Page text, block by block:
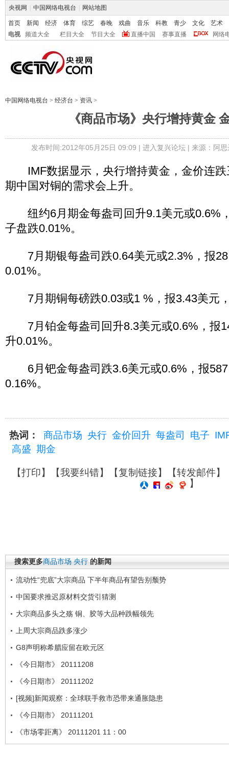
央视网 中国网络电视台 网站地图
首页 新闻 经济 体育 综艺 春晚 戏曲 音乐 科教 青少 文化
艺术
电视
频道大全 栏目大全 节目大全 直播中国 赛事直播 网络
中国网络电视台 > 经济台 > 资讯 >
《商品市场》央行增持黄金
发布时间:2012年05月25日 09:09 | 进入复兴论坛| 来源：阿
IMF数据显示，央行增持黄金，金价连跌
期中国对铜的需求会上升。
纽约6月期金每盎司回升9.1美元或0.6%
子盘跌0.01%。
7月期银每盎司跌0.64美元或2.3%，报
0.01%。
7月期铜每磅跌0.03或1 %，报3.43美元
7月铂金每盎司回升8.3美元或0.6%，报
升0.01%。
6月钯金每盎司跌3.6美元或0.6%，报
0.16%。
热词： 商品市场 央行 金价回升 每盎司 电子
高盛 期金
【打印】【我要纠错】【复制链接】【转发邮件】
】
搜索更多商品市场 央行 的新闻
流动性“兜底”大宗商品 下半年商品有望告别颓势
中国要求推迟原材料交货引猜测
大宗商品多头之殇 铜、胶等大品种跌幅领先
上周大宗商品跌多涨少
G8声明称希腊应留在欧元区
《今日期市》 20111208
《今日期市》 20111202
[视频]新闻观察：全球联手救市恐带来通胀隐患
《今日期市》 20111201
《市场零距离》 20111201 11：00